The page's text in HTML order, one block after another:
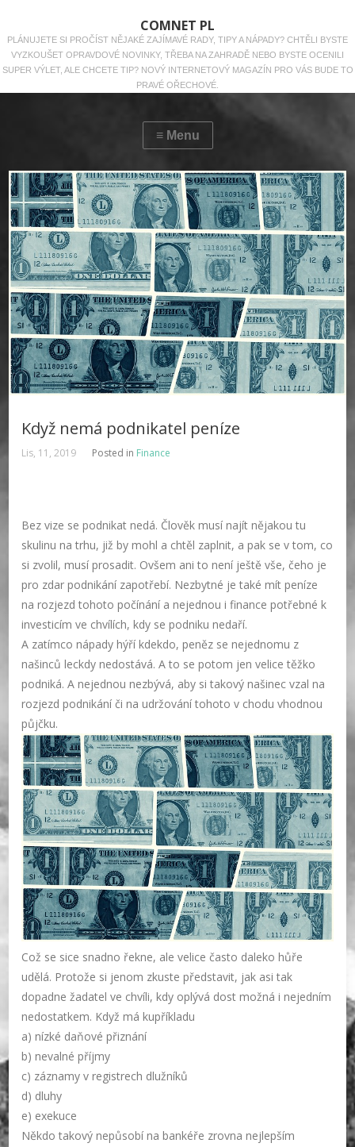
COMNET PL
PLÁNUJETE SI PROČÍST NĚJAKÉ ZAJÍMAVÉ RADY, TIPY A NÁPADY? CHTĚLI BYSTE
VYZKOUŠET OPRAVDOVÉ NOVINKY, TŘEBA NA ZAHRADĚ NEBO BYSTE OCENILI
SUPER VÝLET, ALE CHCETE TIP? NOVÝ INTERNETOVÝ MAGAZÍN PRO VÁS BUDE TO
PRAVÉ OŘECHOVÉ.
Když nemá podnikatel peníze
Lis, 11, 2019 Posted in Finance
Bez vize se podnikat nedá. Člověk musí najít nějakou tu
skulinu na trhu, již by mohl a chtěl zaplnit, a pak se v tom, co
si zvolil, musí prosadit. Ovšem ani to není ještě vše, čeho je
pro zdar podnikání zapotřebí. Nezbytné je také mít peníze
na rozjezd tohoto počínání a nejednou i finance potřebné k
investicím ve chvílích, kdy se podniku nedaří.
A zatímco nápady hýří kdekdo, peněz se nejednomu z
našinců leckdy nedostává. A to se potom jen velice těžko
podniká. A nejednou nezbývá, aby si takový našinec vzal na
rozjezd podnikání či na udržování tohoto v chodu vhodnou
půjčku.
Což se sice snadno řekne, ale velice často daleko hůře
udělá. Protože si jenom zkuste představit, jak asi tak
dopadne žadatel ve chvíli, kdy oplývá dost možná i nejedním
nedostatkem. Když má kupříkladu
a) nízké daňové přiznání
b) nevalné příjmy
c) záznamy v registrech dlužníků
d) dluhy
e) exekuce
Někdo takový nepůsobí na bankéře zrovna nejlepším